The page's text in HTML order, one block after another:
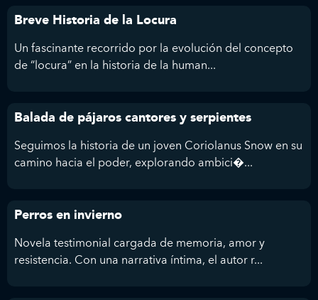
Breve Historia de la Locura
Un fascinante recorrido por la evolución del concepto
de “locura” en la historia de la human...
Balada de pájaros cantores y serpientes
Seguimos la historia de un joven Coriolanus Snow en su
camino hacia el poder, explorando ambici�...
Perros en invierno
Novela testimonial cargada de memoria, amor y
resistencia. Con una narrativa íntima, el autor r...